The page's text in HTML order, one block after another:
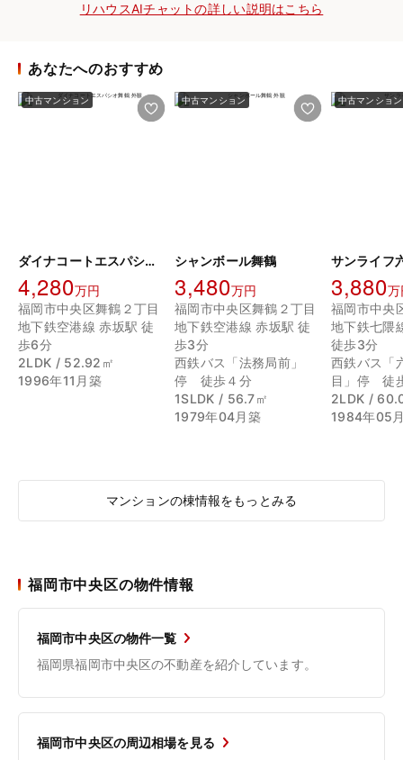
リハウスAIチャットの詳しい説明はこちら
あなたへのおすすめ
中古マンション
ダイナコートエスパシオ舞鶴
4,280万円
福岡市中央区舞鶴２丁目
地下鉄空港線 赤坂駅 徒
歩6分
2LDK / 52.92㎡
1996年11月築
中古マンション
シャンボール舞鶴
3,480万円
福岡市中央区舞鶴２丁目
地下鉄空港線 赤坂駅 徒
歩3分
西鉄バス「法務局前」
停 徒歩４分
1SLDK / 56.7㎡
1979年04月築
中古マンション
サンライフ
3,880万
地下鉄七隈
徒歩3分
西鉄バス「
目」停 徒
2LDK /
1984年05
マンションの棟情報をもっとみる
福岡市中央区の物件情報
福岡市中央区の物件一覧
福岡県福岡市中央区の不動産を紹介しています。
福岡市中央区の周辺相場を見る